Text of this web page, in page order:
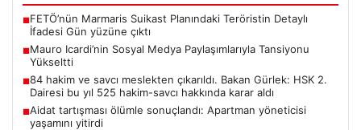
■FETÖ’nün Marmaris Suikast Planındaki Teröristin Detaylı
İfadesi Gün yüzüne çıktı
■Mauro Icardi’nin Sosyal Medya Paylaşımlarıyla Tansiyonu
Yükseltti
■84 hakim ve savcı meslekten çıkarıldı. Bakan Gürlek: HSK 2.
Dairesi bu yıl 525 hakim-savcı hakkında karar aldı
■Aidat tartışması ölümle sonuçlandı: Apartman yöneticisi
yaşamını yitirdi